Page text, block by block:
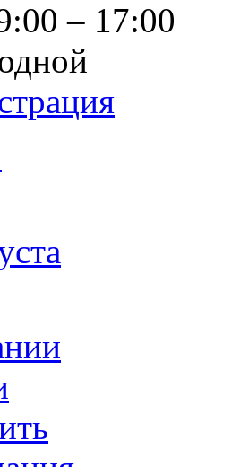
– 17:00